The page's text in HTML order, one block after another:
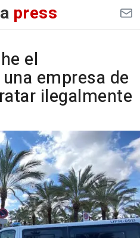
press
el
empresa de
ilegalmente